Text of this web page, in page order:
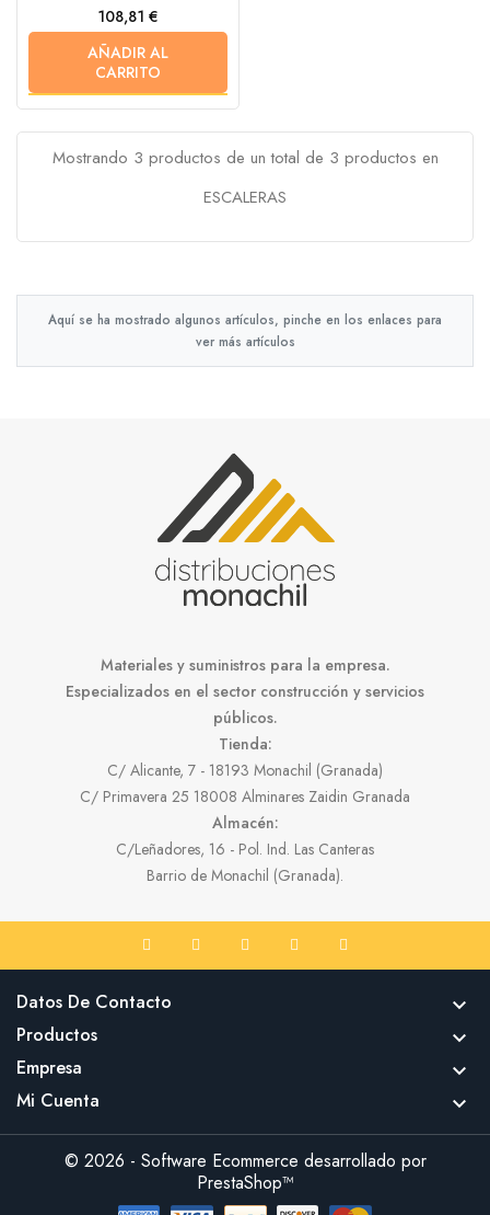
Precio
108,81 €
AÑADIR AL
CARRITO
Mostrando 3 productos de un total de 3 productos en
ESCALERAS
Aquí se ha mostrado algunos artículos, pinche en los enlaces para
ver más artículos
Materiales y suministros para la empresa.
Especializados en el sector construcción y servicios
públicos.
Tienda:
C/ Alicante, 7 - 18193 Monachil (Granada)
C/ Primavera 25 18008 Alminares Zaidin Granada
Almacén:
C/Leñadores, 16 - Pol. Ind. Las Canteras
Barrio de Monachil (Granada).
Datos De Contacto 
Productos 
Empresa 
Mi Cuenta 
© 2026 - Software Ecommerce desarrollado por
PrestaShop™